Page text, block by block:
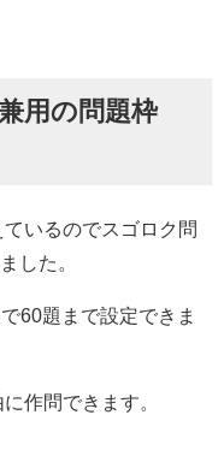
用の問題枠
いるのでスゴロク問
した。
60題まで設定できま
作問できます。